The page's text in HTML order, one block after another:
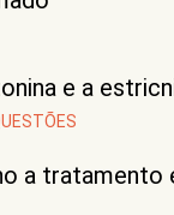
e a
a